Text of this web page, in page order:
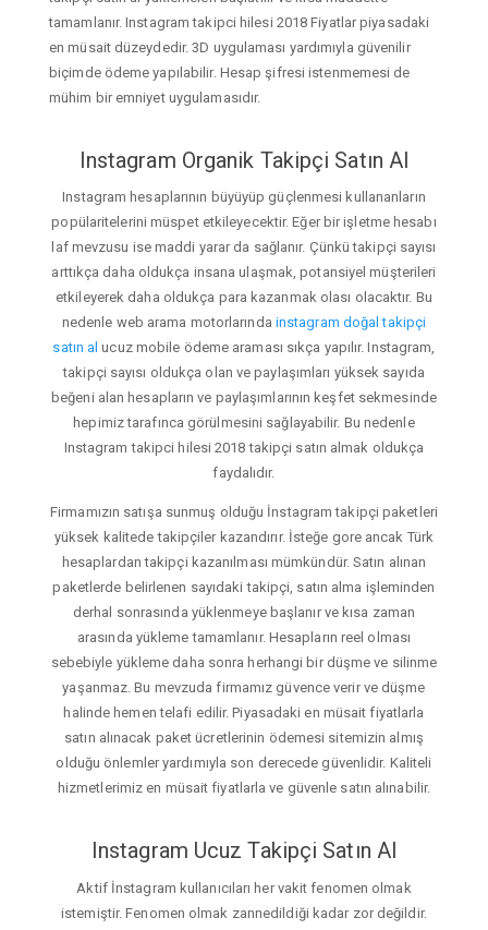
tamamlanır. Instagram takipci hilesi 2018 Fiyatlar piyasadaki
en müsait düzeydedir. 3D uygulaması yardımıyla güvenilir
biçimde ödeme yapılabilir. Hesap şifresi istenmemesi de
mühim bir emniyet uygulamasıdır.
Instagram Organik Takipçi Satın Al
Instagram hesaplarının büyüyüp güçlenmesi kullananların
popülaritelerini müspet etkileyecektir. Eğer bir işletme hesabı
laf mevzusu ise maddi yarar da sağlanır. Çünkü takipçi sayısı
arttıkça daha oldukça insana ulaşmak, potansiyel müşterileri
etkileyerek daha oldukça para kazanmak olası olacaktır. Bu
nedenle web arama motorlarında instagram doğal takipçi
satın al ucuz mobile ödeme araması sıkça yapılır. Instagram,
takipçi sayısı oldukça olan ve paylaşımları yüksek sayıda
beğeni alan hesapların ve paylaşımlarının keşfet sekmesinde
hepimiz tarafınca görülmesini sağlayabilir. Bu nedenle
Instagram takipci hilesi 2018 takipçi satın almak oldukça
faydalıdır.
Firmamızın satışa sunmuş olduğu İnstagram takipçi paketleri
yüksek kalitede takipçiler kazandırır. İsteğe gore ancak Türk
hesaplardan takipçi kazanılması mümkündür. Satın alınan
paketlerde belirlenen sayıdaki takipçi, satın alma işleminden
derhal sonrasında yüklenmeye başlanır ve kısa zaman
arasında yükleme tamamlanır. Hesapların reel olması
sebebiyle yükleme daha sonra herhangi bir düşme ve silinme
yaşanmaz. Bu mevzuda firmamız güvence verir ve düşme
halinde hemen telafi edilir. Piyasadaki en müsait fiyatlarla
satın alınacak paket ücretlerinin ödemesi sitemizin almış
olduğu önlemler yardımıyla son derecede güvenlidir. Kaliteli
hizmetlerimiz en müsait fiyatlarla ve güvenle satın alınabilir.
Instagram Ucuz Takipçi Satın Al
Aktif İnstagram kullanıcıları her vakit fenomen olmak
istemiştir. Fenomen olmak zannedildiği kadar zor değildir.